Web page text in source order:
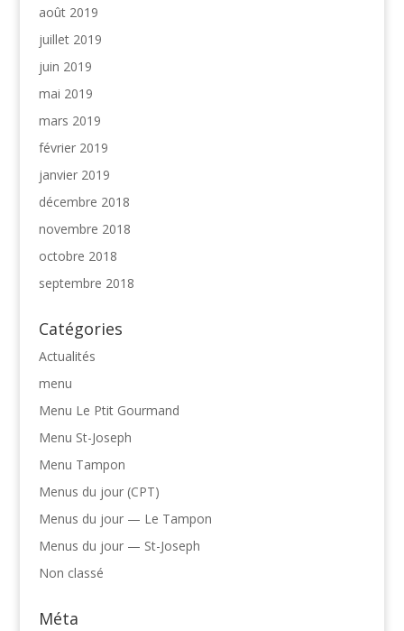
août 2019
juillet 2019
juin 2019
mai 2019
mars 2019
février 2019
janvier 2019
décembre 2018
novembre 2018
octobre 2018
septembre 2018
Catégories
Actualités
menu
Menu Le Ptit Gourmand
Menu St-Joseph
Menu Tampon
Menus du jour (CPT)
Menus du jour — Le Tampon
Menus du jour — St-Joseph
Non classé
Méta